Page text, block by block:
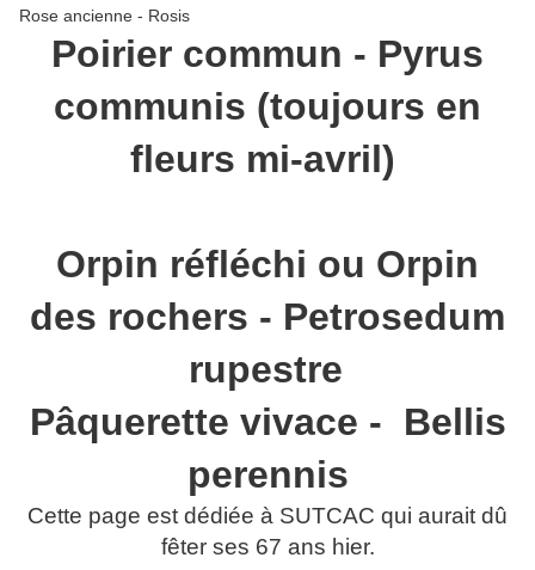
Rose ancienne - Rosis
Poirier commun - Pyrus
communis (toujours en
fleurs mi-avril)
Orpin réfléchi ou Orpin
des rochers - Petrosedum
rupestre
Pâquerette vivace - Bellis
perennis
Cette page est dédiée à SUTCAC qui aurait dû
fêter ses 67 ans hier.